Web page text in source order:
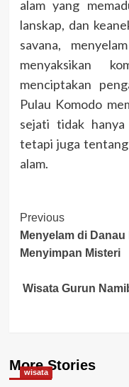
alam yang
lanskap, dan
savana,
menyaksikan
menciptakan
Pulau Komodo
sejati tidak
tetapi juga
alam.
Post
Navigation
Previous
Menyelam di
Menyimpan Misteri
Wisata Gurun
More Stories
wisata